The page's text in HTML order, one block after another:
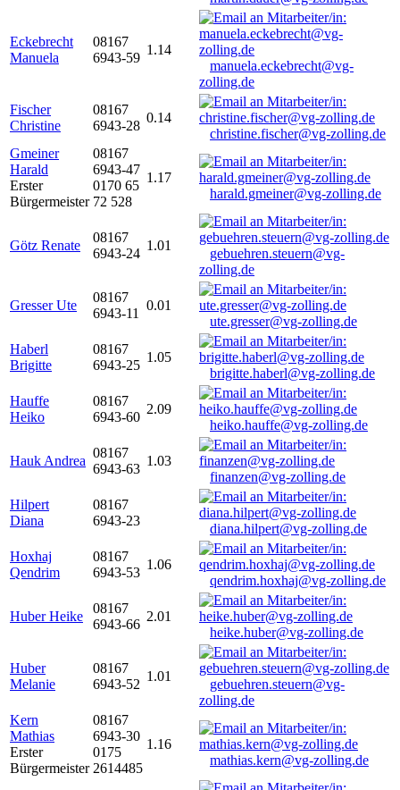
Eckebrecht
Manuela
08167
6943-59
1.14
manuela.eckebrecht@vg-
zolling.de
Fischer
Christine
08167
6943-28
0.14
christine.fischer@vg-zolling.de
Gmeiner
Harald
Erster
Bürgermeister
08167
6943-47
0170 65
72 528
1.17
harald.gmeiner@vg-zolling.de
Götz Renate
08167
6943-24
1.01
gebuehren.steuern@vg-
zolling.de
Gresser Ute
08167
6943-11
0.01
ute.gresser@vg-zolling.de
Haberl
Brigitte
08167
6943-25
1.05
brigitte.haberl@vg-zolling.de
Hauffe
Heiko
08167
6943-60
2.09
heiko.hauffe@vg-zolling.de
Hauk Andrea
08167
6943-63
1.03
finanzen@vg-zolling.de
Hilpert
Diana
08167
6943-23
diana.hilpert@vg-zolling.de
Hoxhaj
Qendrim
08167
6943-53
1.06
qendrim.hoxhaj@vg-zolling.de
Huber Heike
08167
6943-66
2.01
heike.huber@vg-zolling.de
Huber
Melanie
08167
6943-52
1.01
gebuehren.steuern@vg-
zolling.de
Kern
Mathias
Erster
Bürgermeister
08167
6943-30
0175
2614485
1.16
mathias.kern@vg-zolling.de